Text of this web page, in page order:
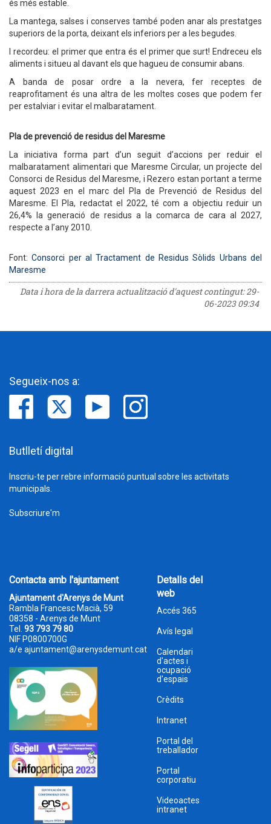
és més estable.
La mantega, salses i conserves també poden anar als prestatges
superiors de la porta, deixant els inferiors per a les begudes.
I recordeu: el primer que entra és el primer que surt! Endreceu els
aliments i situeu al davant els que hagueu de consumir abans.
A banda de posar ordre a la nevera, fer receptes de
reaprofitament és una altra de les moltes coses que podem fer
per estalviar i evitar el malbaratament.
Pla de prevenció de residus del Maresme
La iniciativa forma part d’un seguit d’accions per reduir el
malbaratament alimentari que Maresme Circular, un projecte del
Consorci de Residus del Maresme, i Rezero estan portant a terme
aquest 2023 en el marc del Pla de Prevenció de Residus del
Maresme. El Pla, redactat el 2022, té com a objectiu reduir un
26,4% la generació de residus a la comarca de cara al 2027,
respecte a l’any 2010.
Font:Consorci per al Tractament de Residus Sòlids Urbans del
Maresme
Data i hora de la darrera actualització d'aquest contingut:29-
06-2023 09:34
Segueix-nos a:
Butlletí digital
Inscriu-te per rebre informació puntual sobre les activitats
municipals.
Subscriure'm
Contacta amb l'ajuntament
Ajuntament d'Arenys de Munt
Rambla Francesc Macià, 59
08358 - Arenys de Munt
Tel. 93 793 79 80
NIF P0800700G
a/e ajuntament@arenysdemunt.cat
Detalls del
web
Accés 365
Avís legal
Calendari
d'actes i
ocupació
d'espais
Crèdits
Intranet
Portal del
treballador
Portal
corporatiu
Videoactes
intranet